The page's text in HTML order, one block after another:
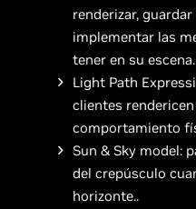
renderizar,
implementar las
tener en su escena.
Light Path
clientes
comportamiento
Sun & Sky model:
del crepúsculo
horizonte..